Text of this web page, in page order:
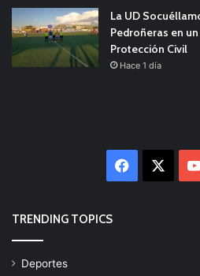
La UD
Pedroñeras en
Protección Civil
Hace 1 día
Facebook
TRENDING TOPICS
Deportes